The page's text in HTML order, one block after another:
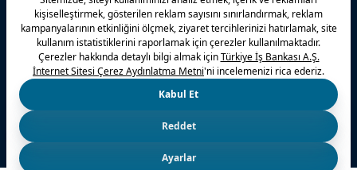
© 2026 Türkiye İş Bankası A.Ş.
Gizlilik Politikamız Bilgi Toplumu Hizmetleri
Çerez Politikası Kişisel Verilerin Korunması